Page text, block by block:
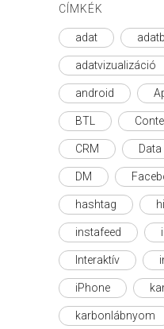
CÍMKÉK
adat
adatvizualizáció
android
BTL
CRM Data
DM
hashtag
instafeed
Interaktív
iPhone
karbonlábnyom